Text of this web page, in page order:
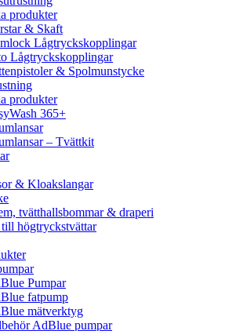
produkter
& Skaft
Lågtryckskopplingar
Lågtryckskopplingar
& Spolmunstycke
produkter
365+
– Tvättkit
& Kloakslangar
tvätthallsbommar & draperi
högtryckstvättar
Pumpar
fatpump
mätverktyg
AdBlue pumpar